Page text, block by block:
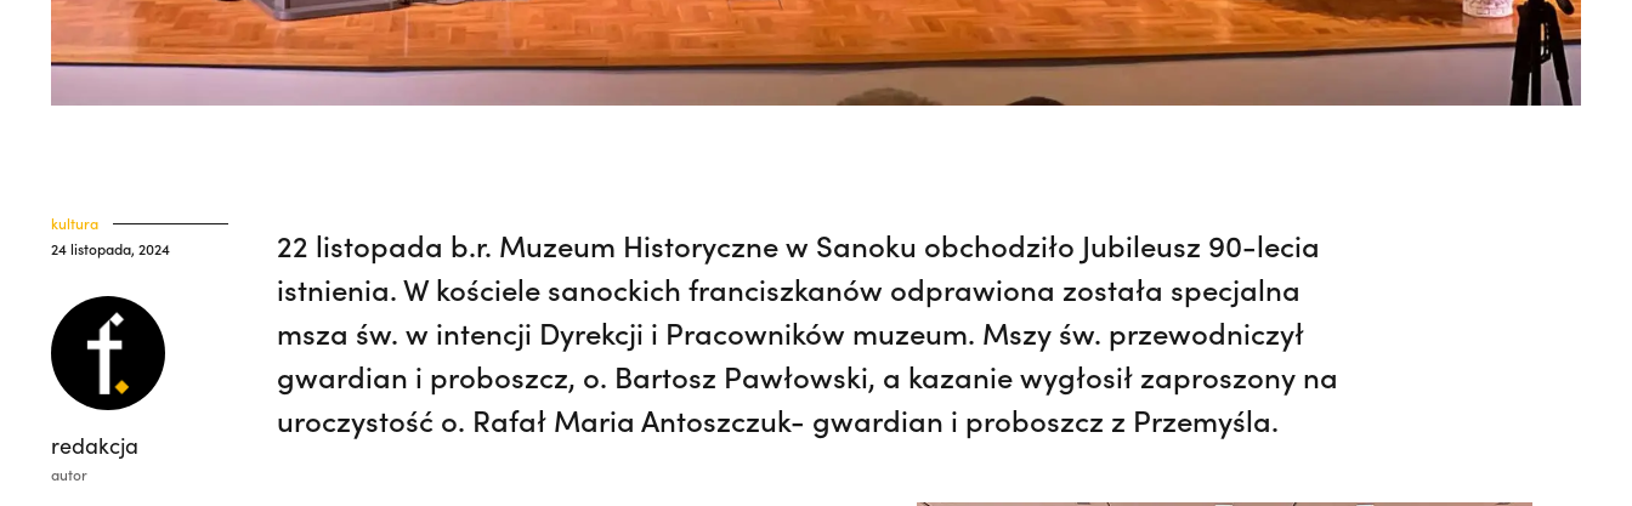
kultura
24 listopada, 2024
redakcja
autor
22 listopada b.r. Muzeum Historyczne w Sanoku obchodziło Jubileusz 90-lecia
istnienia. W kościele sanockich franciszkanów odprawiona została specjalna
msza św. w intencji Dyrekcji i Pracowników muzeum. Mszy św. przewodniczył
gwardian i proboszcz, o. Bartosz Pawłowski, a kazanie wygłosił zaproszony na
uroczystość o. Rafał Maria Antoszczuk- gwardian i proboszcz z Przemyśla.